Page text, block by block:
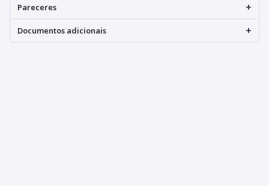
Pareceres +
Documentos adicionais +